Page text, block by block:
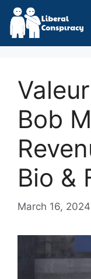
Skip
content
Bob
Bio &
March 16, 2024